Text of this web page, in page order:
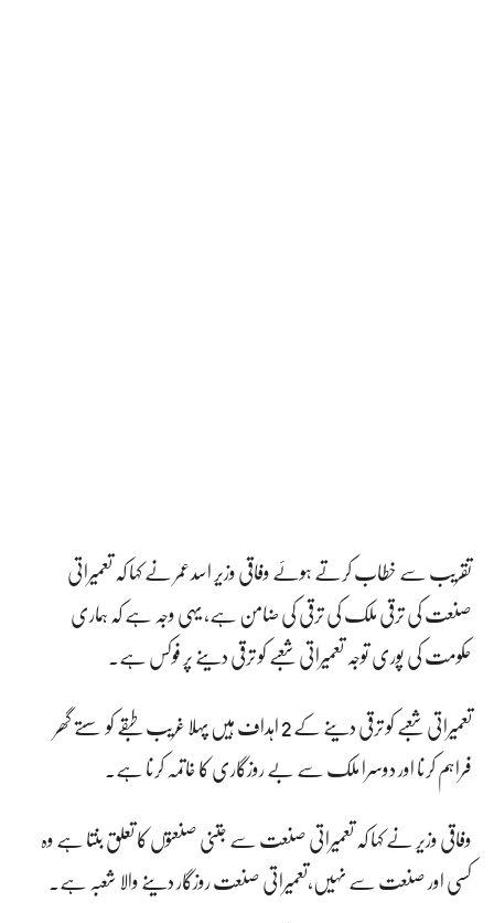
تقریب سے خطاب کرتے ہوئے وفاقی وزیر اسدعمر نے کہا کہ تعمیراتی
صنعت کی ترقی ملک کی ترقی کی ضامن ہے، یہی وجہ ہے کہ ہماری
حکومت کی پوری توجہ تعمیراتی شعبے کو ترقی دینے پر فوکس ہے۔
تعمیراتی شعبے کو ترقی دینے کے 2 اہداف ہیں پہلا غریب طبقے کو سستے گھر
فراہم کرنا اور دوسرا ملک سے بے روزگاری کا خاتمہ کرنا ہے۔
وفاقی وزیر نے کہا کہ تعمیراتی صنعت سے جتنی صنعتوں کا تعلق بنتا ہے وہ
کسی اور صنعت سے نہیں،تعمیراتی صنعت روزگار دینے والا شعبہ ہے۔